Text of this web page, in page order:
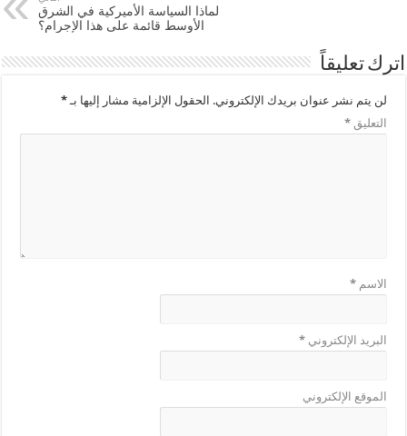
لماذا السياسة الأميركية في الشرق
الأوسط قائمة على هذا الإجرام؟
اترك تعليقاً
لن يتم نشر عنوان بريدك الإلكتروني. الحقول الإلزامية مشار إليها بـ*
التعليق*
الاسم*
البريد الإلكتروني*
الموقع الإلكتروني